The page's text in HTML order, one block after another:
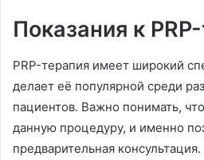
Показания к
PRP-терапия имеет широкий
делает её популярной среди
пациентов. Важно понимать,
данную процедуру, и именно
предварительная